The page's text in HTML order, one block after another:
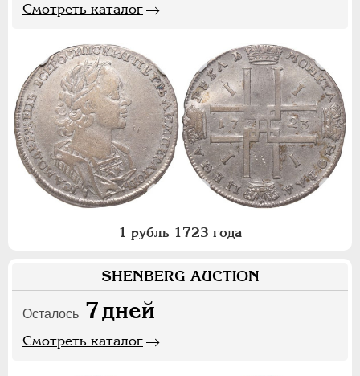
Смотреть каталог
1 рубль 1723 года
SHENBERG AUCTION
Осталось 7дней
Смотреть каталог